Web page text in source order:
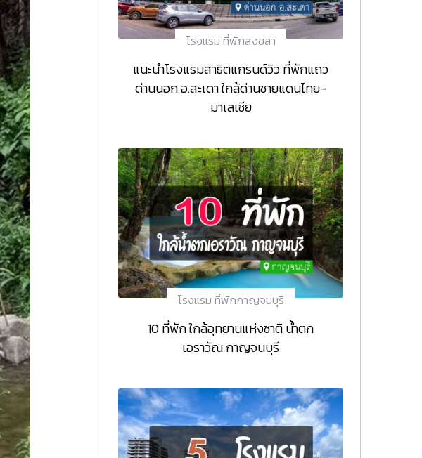
โรงแรม ที่พักสงขลา
แนะนำโรงแรมสาธิตแกรนด์วิว ที่พักแถว
ด่านนอก อ.สะเดา ใกล้ด่านชายแดนไทย-
มาเลเซีย
โรงแรม ที่พักกาญจนบุรี
10 ที่พัก ใกล้อุทยานแห่งชาติ น้ำตก
เอราวัณ กาญจนบุรี